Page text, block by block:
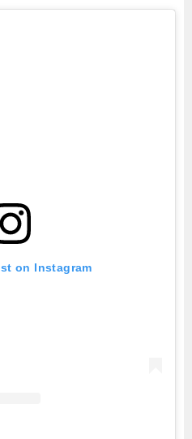
on Instagram